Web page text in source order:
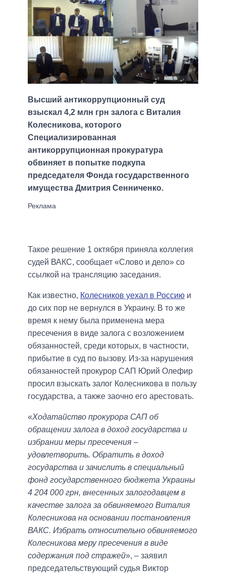
Высший антикоррупционный суд
взыскал 4,2 млн грн залога с Виталия
Колесникова, которого
Специализированная
антикоррупционная прокуратура
обвиняет в попытке подкупа
председателя Фонда государственного
имущества Дмитрия Сенниченко.
Такое решение 1 октября приняла коллегия
судей ВАКС, сообщает «Слово и дело» со
ссылкой на трансляцию заседания.
Как известно, Колесников уехал в Россию и
до сих пор не вернулся в Украину. В то же
время к нему была применена мера
пресечения в виде залога с возложением
обязанностей, среди которых, в частности,
прибытие в суд по вызову. Из-за нарушения
обязанностей прокурор САП Юрий Олефир
просил взыскать залог Колесникова в пользу
государства, а также заочно его арестовать.
«Ходатайство прокурора САП об
обращении залога в доход государства и
избрании меры пресечения –
удовлетворить. Обратить в доход
государства и зачислить в специальный
фонд государственного бюджета Украины
4 204 000 грн, внесенных залогодавцем в
качестве залога за обвиняемого Виталия
Колесникова на основании постановления
ВАКС. Избрать относительно обвиняемого
Колесникова меру пресечения в виде
содержания под стражей», – заявил
председательствующий судья Виктор